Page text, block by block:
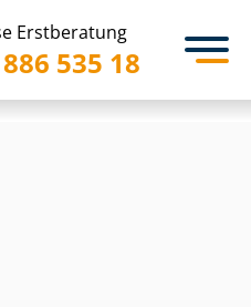
Erstberatung
535 18